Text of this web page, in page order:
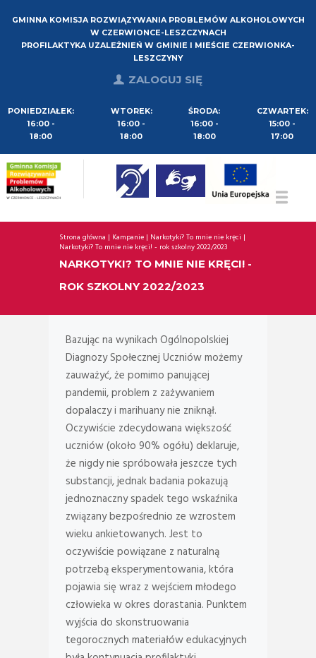
GMINNA KOMISJA ROZWIĄZYWANIA PROBLEMÓW ALKOHOLOWYCH
W CZERWIONCE-LESZCZYNACH
PROFILAKTYKA UZALEŻNIEŃ W GMINIE I MIEŚCIE CZERWIONKA-
LESZCZYNY
ZALOGUJ SIĘ
PONIEDZIAŁEK:
16:00 -
18:00
WTOREK:
16:00 -
18:00
ŚRODA:
16:00 -
18:00
CZWARTEK:
15:00 -
17:00
Strona główna Kampanie Narkotyki? To mnie nie kręci
Narkotyki? To mnie nie kręci! - rok szkolny 2022/2023
NARKOTYKI? TO MNIE NIE KRĘCI! -
ROK SZKOLNY 2022/2023
Bazując na wynikach Ogólnopolskiej
Diagnozy Społecznej Uczniów możemy
zauważyć, że pomimo panującej
pandemii, problem z zażywaniem
dopalaczy i marihuany nie zniknął.
Oczywiście zdecydowana większość
uczniów (około 90% ogółu) deklaruje,
że nigdy nie spróbowała jeszcze tych
substancji, jednak badania pokazują
jednoznaczny spadek tego wskaźnika
związany bezpośrednio ze wzrostem
wieku ankietowanych. Jest to
oczywiście powiązane z naturalną
potrzebą eksperymentowania, która
pojawia się wraz z wejściem młodego
człowieka w okres dorastania. Punktem
wyjścia do skonstruowania
tegorocznych materiałów edukacyjnych